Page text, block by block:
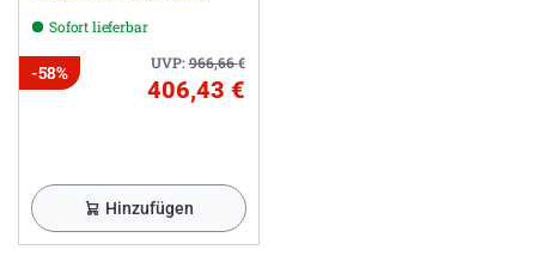
Sofort lieferbar
UVP:966,66€
-58%
406,43 €
Hinzufügen